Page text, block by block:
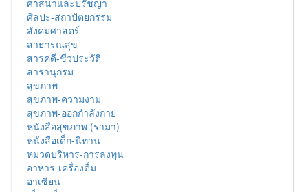
ศาสนาและปรัชญา
ศิลปะ-สถาปัตยกรรม
สังคมศาสตร์
สาธารณสุข
สารคดี-ชีวประวัติ
สารานุกรม
สุขภาพ
สุขภาพ-ความงาม
สุขภาพ-ออกกำลังกาย
หนังสือสุขภาพ (รามา)
หนังสือเด็ก-นิทาน
หมวดบริหาร-การลงทุน
อาหาร-เครื่องดื่ม
อาเซียน